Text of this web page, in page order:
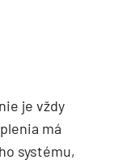
je vždy
má
systému,